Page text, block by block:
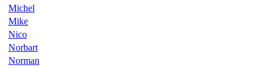
Michel
Mike
Nico
Norbart
Norman